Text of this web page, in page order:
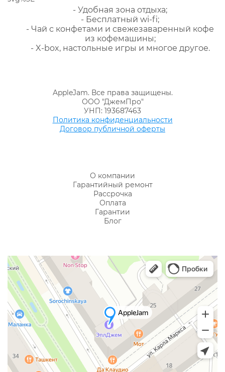
- Удобная зона отдыха;
- Бесплатный wi-fi;
- Чай с конфетами и свежезаваренный кофе
из кофемашины;
- X-box, настольные игры и многое другое.
AppleJam. Все права защищены.
ООО "ДжемПро"
УНП: 193687463
Политика конфиденциальности
Договор публичной оферты
О компании
Гарантийный ремонт
Рассрочка
Оплата
Гарантии
Блог